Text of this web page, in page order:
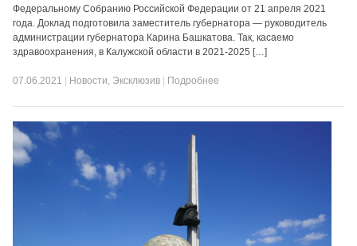
Федеральному Собранию Российской Федерации от 21 апреля 2021
года. Доклад подготовила заместитель губернатора — руководитель
администрации губернатора Карина Башкатова. Так, касаемо
здравоохранения, в Калужской области в 2021-2025 […]
07.06.2021 Новости, Эксклюзив Подробнее